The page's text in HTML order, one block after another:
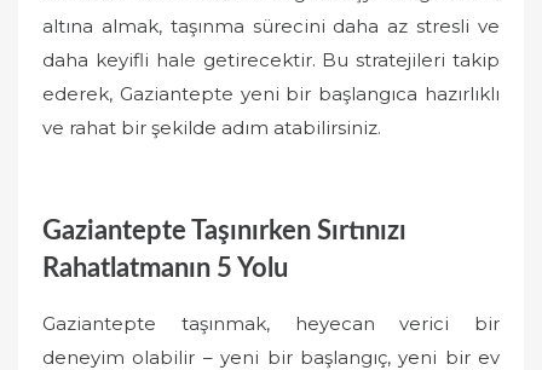
altına almak, taşınma sürecini daha az stresli ve
daha keyifli hale getirecektir. Bu stratejileri takip
ederek, Gaziantepte yeni bir başlangıca hazırlıklı
ve rahat bir şekilde adım atabilirsiniz.
Gaziantepte Taşınırken Sırtınızı
Rahatlatmanın 5 Yolu
Gaziantepte taşınmak, heyecan verici bir
deneyim olabilir – yeni bir başlangıç, yeni bir ev